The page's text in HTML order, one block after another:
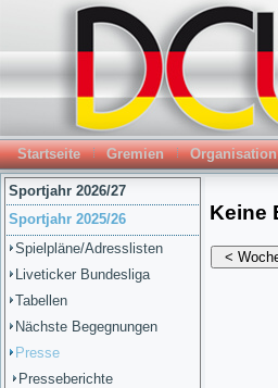
Startseite Gremien Organisation
Sportjahr 2026/27
Sportjahr 2025/26
Spielpläne/Adresslisten
Liveticker Bundesliga
Tabellen
Nächste Begegnungen
Presse
Presseberichte